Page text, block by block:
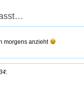
morgens anzieht
: